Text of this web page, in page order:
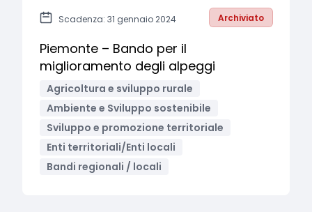
Scadenza: 31 gennaio 2024 Archiviato
Piemonte – Bando per il
miglioramento degli alpeggi
Agricoltura e sviluppo rurale
Ambiente e Sviluppo sostenibile
Sviluppo e promozione territoriale
Enti territoriali/Enti locali
Bandi regionali / locali